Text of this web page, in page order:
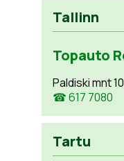
Tallinn
Topauto
Paldiski mnt
☎ 617 7080
Tartu